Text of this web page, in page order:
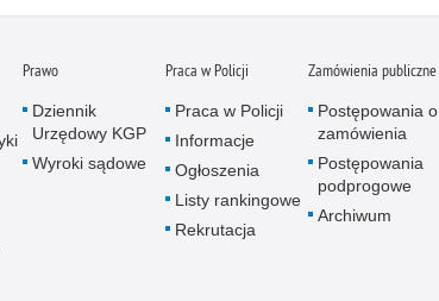
Prawo
Dziennik
Urzędowy KGP
Wyroki sądowe
Praca w Policji
Praca w Policji
Informacje
Ogłoszenia
Listy rankingowe
Rekrutacja
Zamówienia publiczne
Postępowania o
zamówienia
Postępowania
podprogowe
Archiwum